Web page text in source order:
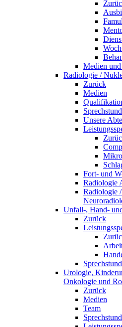
Medien
Radiologie /
Zurück
Medien
Unsere
Fort- und
Radiologie
Radiologie
Unfall-, Hand-
Zurück
Urologie,
Onkologie und
Zurück
Medien
Team